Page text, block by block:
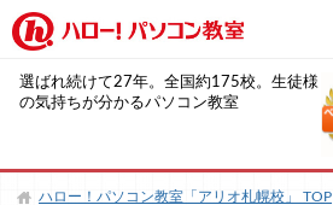
選ばれ続けて27年。全国約175校。生徒様
の気持ちが分かるパソコン教室
ハロー！パソコン教室「アリオ札幌校」 TOP